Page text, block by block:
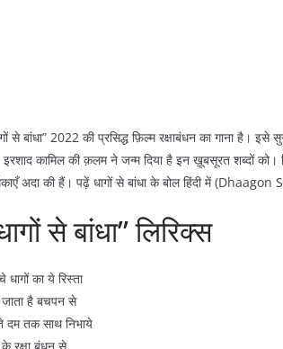
से बांधा” 2022 की प्रसिद्ध फ़िल्म रक्षाबंधन का गाना है।
कामिल की क़लम ने जन्म दिया है इन ख़ूबसूरत शब्दों को।
अदा की हैं। पढ़ें धागों से बांधा के बोल हिंदी में
से बांधा” लिरिक्स
धागों का ये रिस्ता
है बचपन से
दम तक साथ निभाये